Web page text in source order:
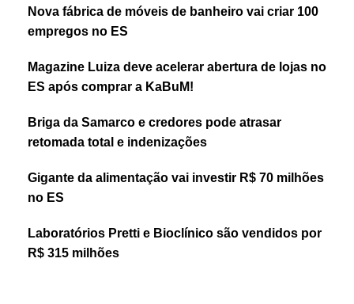
Nova fábrica de móveis de banheiro vai criar 100
empregos no ES
Magazine Luiza deve acelerar abertura de lojas no
ES após comprar a KaBuM!
Briga da Samarco e credores pode atrasar
retomada total e indenizações
Gigante da alimentação vai investir R$ 70 milhões
no ES
Laboratórios Pretti e Bioclínico são vendidos por
R$ 315 milhões